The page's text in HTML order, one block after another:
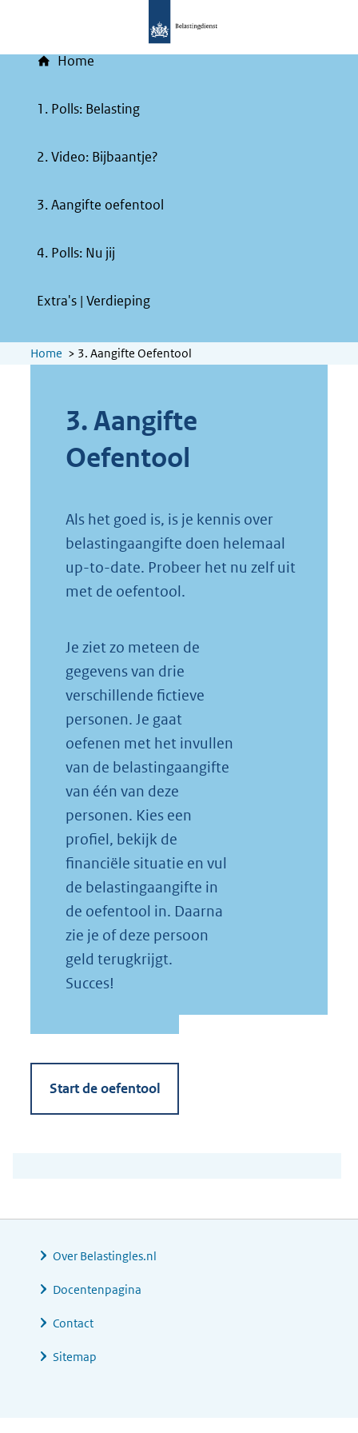
Home
1. Polls: Belasting
2. Video: Bijbaantje?
3. Aangifte oefentool
4. Polls: Nu jij
Extra's | Verdieping
Home > 3. Aangifte Oefentool
3. Aangifte
Oefentool
Als het goed is, is je kennis over
belastingaangifte doen helemaal
up-to-date. Probeer het nu zelf uit
met de oefentool.
Je ziet zo meteen de
gegevens van drie
verschillende fictieve
personen. Je gaat
oefenen met het invullen
van de belastingaangifte
van één van deze
personen. Kies een
profiel, bekijk de
financiële situatie en vul
de belastingaangifte in
de oefentool in. Daarna
zie je of deze persoon
geld terugkrijgt.
Succes!
Start de oefentool
Over Belastingles.nl
Docentenpagina
Contact
Sitemap